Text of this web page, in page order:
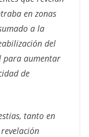
en zonas
a la
del
para aumentar
de
tanto en